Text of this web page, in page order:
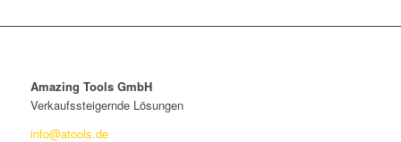
Amazing Tools GmbH
Verkaufssteigernde Lösungen
info@atools.de